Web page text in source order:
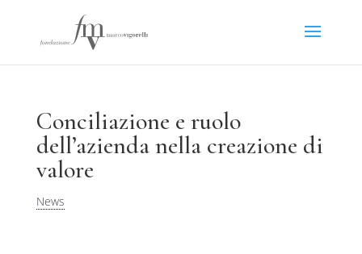
Conciliazione e ruolo
dell’azienda nella creazione di
valore
News